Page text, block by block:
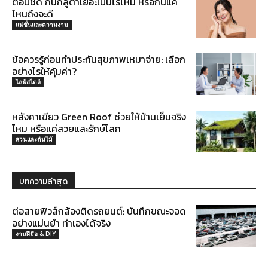
ไหนถึงจะดี
แฟชั่นและความงาม
ข้อควรรู้ก่อนทำประกันสุขภาพเหมาจ่าย: เลือก
อย่างไรให้คุ้มค่า?
ไลฟ์สไตล์
หลังคาเขียว Green Roof ช่วยให้บ้านเย็นจริง
ไหม หรือแค่สวยและรักษ์โลก
สวนและต้นไม้
บทความล่าสุด
ต่อสายฟิวส์กล้องติดรถยนต์: บันทึกขณะจอด
อย่างแม่นยำ ทำเองได้จริง
งานฝีมือ & DIY